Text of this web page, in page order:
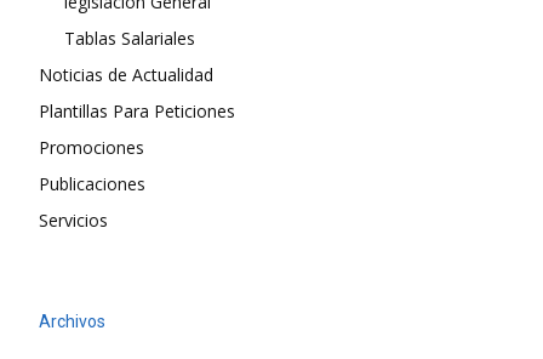
Tablas Salariales
Noticias de Actualidad
Plantillas Para Peticiones
Promociones
Publicaciones
Servicios
Archivos